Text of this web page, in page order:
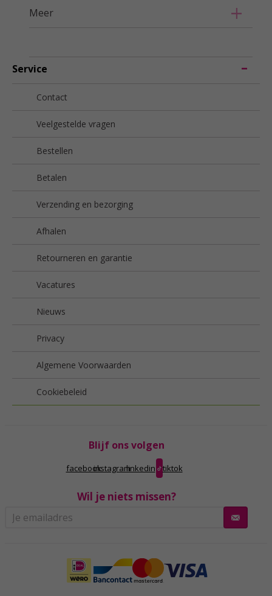
Meer
Service
Contact
Veelgestelde vragen
Bestellen
Betalen
Verzending en bezorging
Afhalen
Retourneren en garantie
Vacatures
Nieuws
Privacy
Algemene Voorwaarden
Cookiebeleid
Blijf ons volgen
facebookinstagramlinkedin tiktok
Wil je niets missen?